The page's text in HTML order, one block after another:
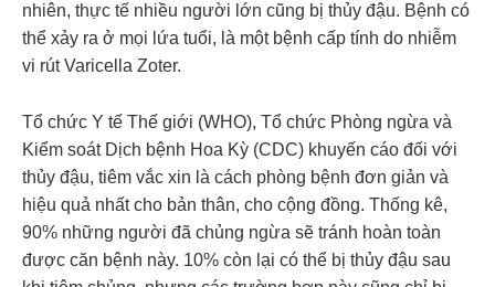
nhiên, thực tế nhiều người lớn cũng bị thủy đậu. Bệnh có
thể xảy ra ở mọi lứa tuổi, là một bệnh cấp tính do nhiễm
vi rút Varicella Zoter.
Tổ chức Y tế Thế giới (WHO), Tổ chức Phòng ngừa và
Kiểm soát Dịch bệnh Hoa Kỳ (CDC) khuyến cáo đối với
thủy đậu, tiêm vắc xin là cách phòng bệnh đơn giản và
hiệu quả nhất cho bản thân, cho cộng đồng. Thống kê,
90% những người đã chủng ngừa sẽ tránh hoàn toàn
được căn bệnh này. 10% còn lại có thể bị thủy đậu sau